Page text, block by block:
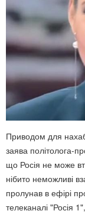
Приводом для
заява політолога-
що Росія не може
нібито неможливі
пролунав в ефірі
телеканалі "Росія 1"